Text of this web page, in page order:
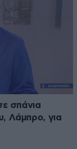
σπάνια
Λάμπρο, για